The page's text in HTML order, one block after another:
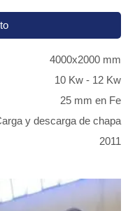
4000x2000 mm
10 Kw - 12 Kw
25 mm en Fe
y descarga de chapa
2011